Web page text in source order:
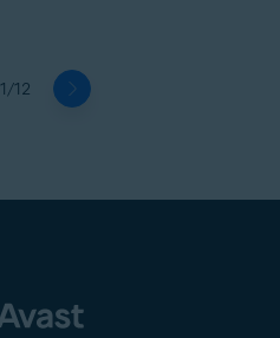
1/12